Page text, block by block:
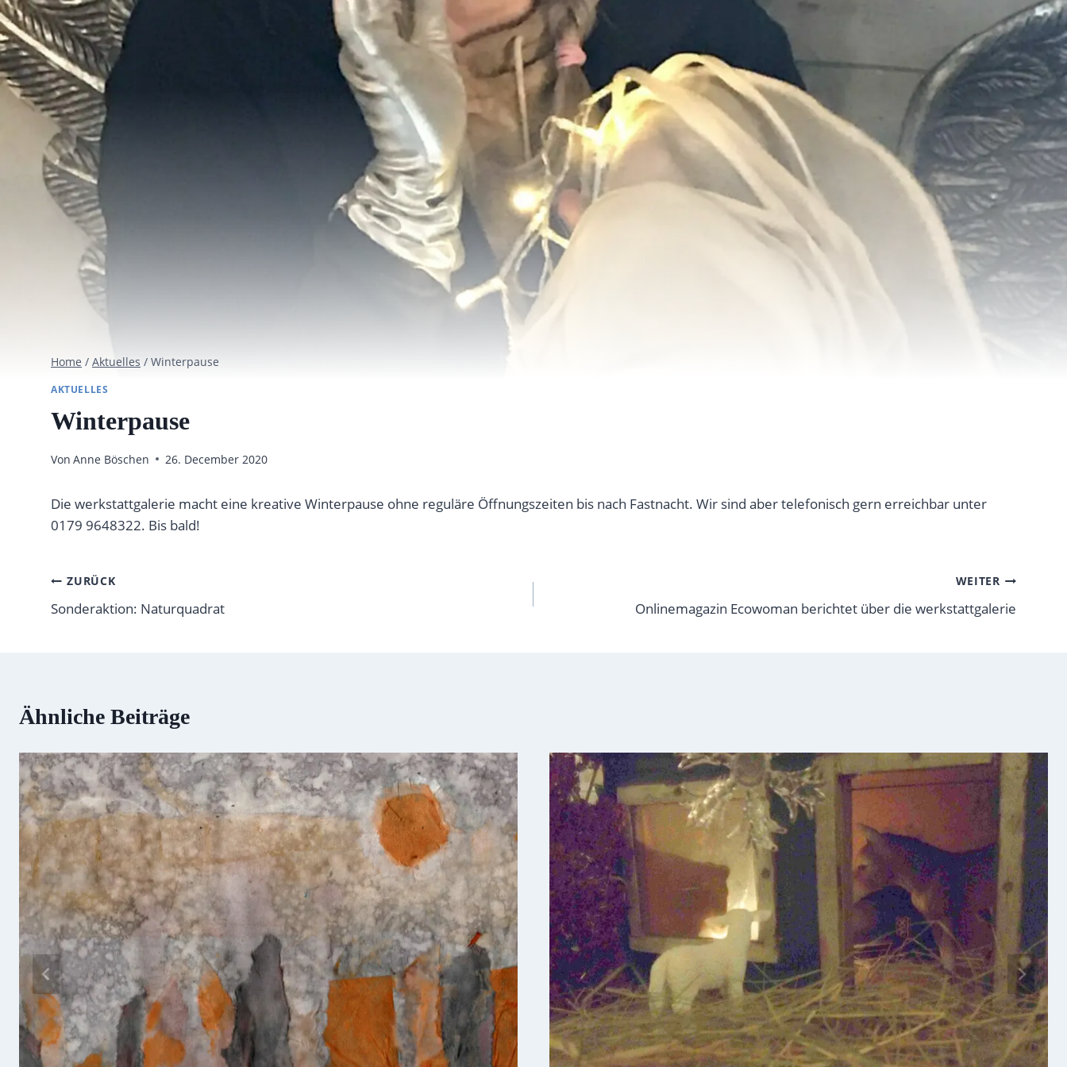
Home / Aktuelles / Winterpause
AKTUELLES
Winterpause
Von Anne Böschen 26. December 2020
Die werkstattgalerie macht eine kreative Winterpause ohne reguläre Öffnungszeiten bis nach Fastnacht. Wir sind aber telefonisch gern erreichbar unter
0179 9648322. Bis bald!
Post
navigation
ZURÜCK
Sonderaktion: Naturquadrat
WEITER
Onlinemagazin Ecowoman berichtet über die werkstattgalerie
Ähnliche Beiträge